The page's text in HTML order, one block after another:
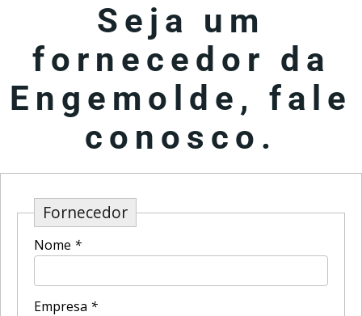
Seja um
fornecedor da
Engemolde, fale
conosco.
Fornecedor
Nome *
Empresa *